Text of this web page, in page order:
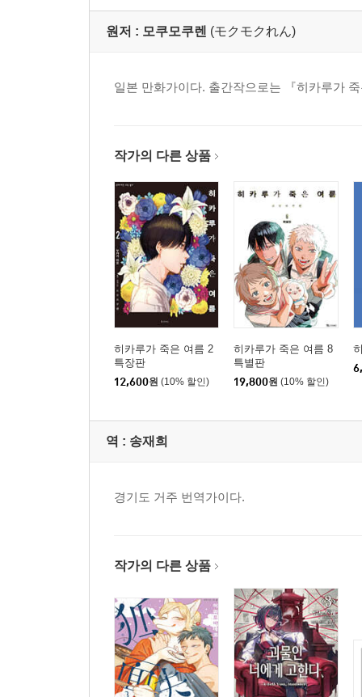
원저 : 모쿠모쿠렌 (モクモクれん)
일본 만화가이다. 출간작으로는 『히카루가
작가의 다른 상품
히카루가 죽은 여름 2
특장판
12,600원 (10% 할인)
히카루가 죽은 여름 8
특별판
19,800원 (10% 할인)
역 : 송재희
경기도 거주 번역가이다.
작가의 다른 상품